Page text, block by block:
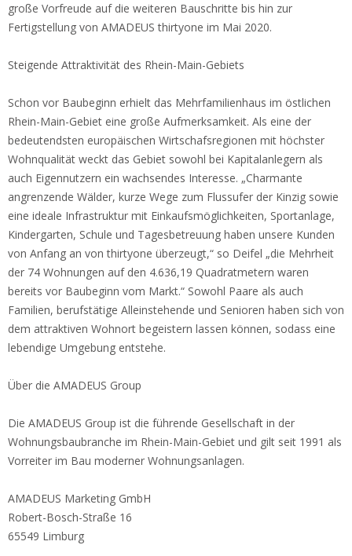
große Vorfreude auf die weiteren Bauschritte bis hin zur
Fertigstellung von AMADEUS thirtyone im Mai 2020.
Steigende Attraktivität des Rhein-Main-Gebiets
Schon vor Baubeginn erhielt das Mehrfamilienhaus im östlichen
Rhein-Main-Gebiet eine große Aufmerksamkeit. Als eine der
bedeutendsten europäischen Wirtschafsregionen mit höchster
Wohnqualität weckt das Gebiet sowohl bei Kapitalanlegern als
auch Eigennutzern ein wachsendes Interesse. „Charmante
angrenzende Wälder, kurze Wege zum Flussufer der Kinzig sowie
eine ideale Infrastruktur mit Einkaufsmöglichkeiten, Sportanlage,
Kindergarten, Schule und Tagesbetreuung haben unsere Kunden
von Anfang an von thirtyone überzeugt,“ so Deifel „die Mehrheit
der 74 Wohnungen auf den 4.636,19 Quadratmetern waren
bereits vor Baubeginn vom Markt.“ Sowohl Paare als auch
Familien, berufstätige Alleinstehende und Senioren haben sich von
dem attraktiven Wohnort begeistern lassen können, sodass eine
lebendige Umgebung entstehe.
Über die AMADEUS Group
Die AMADEUS Group ist die führende Gesellschaft in der
Wohnungsbaubranche im Rhein-Main-Gebiet und gilt seit 1991 als
Vorreiter im Bau moderner Wohnungsanlagen.
AMADEUS Marketing GmbH
Robert-Bosch-Straße 16
65549 Limburg